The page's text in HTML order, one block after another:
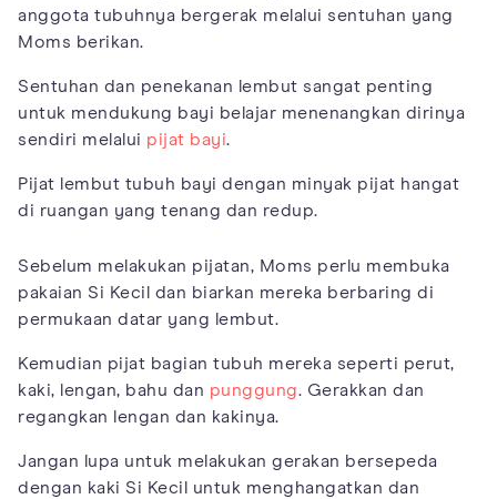
anggota tubuhnya bergerak melalui sentuhan yang
Moms berikan.
Sentuhan dan penekanan lembut sangat penting
untuk mendukung bayi belajar menenangkan dirinya
sendiri melalui pijat bayi.
Pijat lembut tubuh bayi dengan minyak pijat hangat
di ruangan yang tenang dan redup.
Sebelum melakukan pijatan, Moms perlu membuka
pakaian Si Kecil dan biarkan mereka berbaring di
permukaan datar yang lembut.
Kemudian pijat bagian tubuh mereka seperti perut,
kaki, lengan, bahu dan punggung. Gerakkan dan
regangkan lengan dan kakinya.
Jangan lupa untuk melakukan gerakan bersepeda
dengan kaki Si Kecil untuk menghangatkan dan